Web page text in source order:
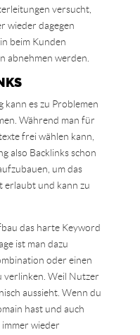
versucht,
wieder dagegen
beim Kunden
abnehmen werden.
kann es zu Problemen
Während man für
frei wählen kann,
also Backlinks schon
um das
erlaubt und kann zu
das harte Keyword
ist man dazu
oder einen
verlinken. Weil Nutzer
aussieht. Wenn du
hast und auch
wieder